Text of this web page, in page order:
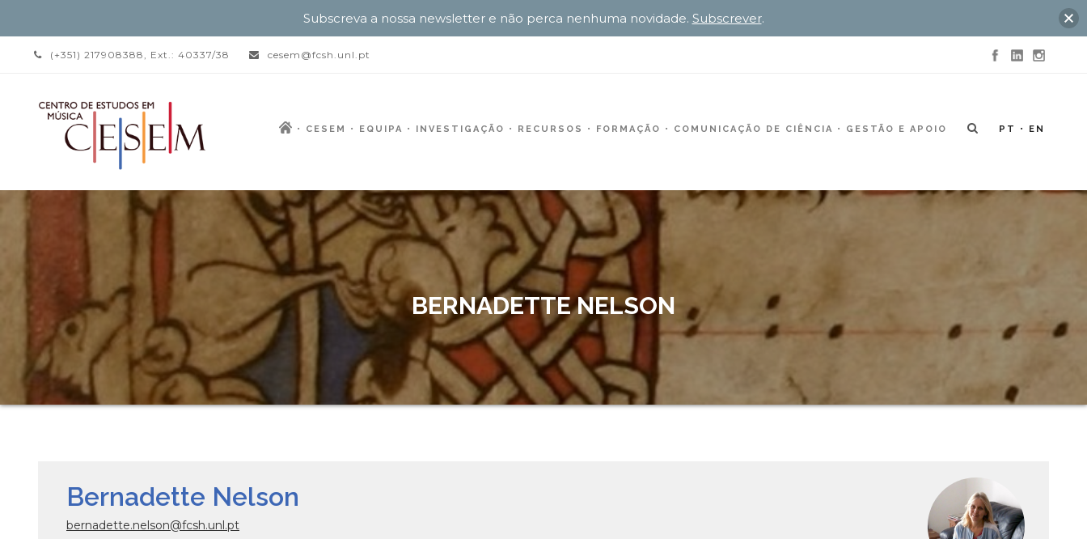
(+351) 217908388, Ext.: 40337/38 cesem@fcsh.unl.pt
CESEM EQUIPA INVESTIGAÇÃO RECURSOS FORMAÇÃO COMUNICAÇÃO DE CIÊNCIA GESTÃO E APOIO PT EN
BERNADETTE NELSON
Bernadette Nelson
bernadette.nelson@fcsh.unl.pt
Subscreva a nossa newsletter e não perca nenhuma novidade. Subscrever.